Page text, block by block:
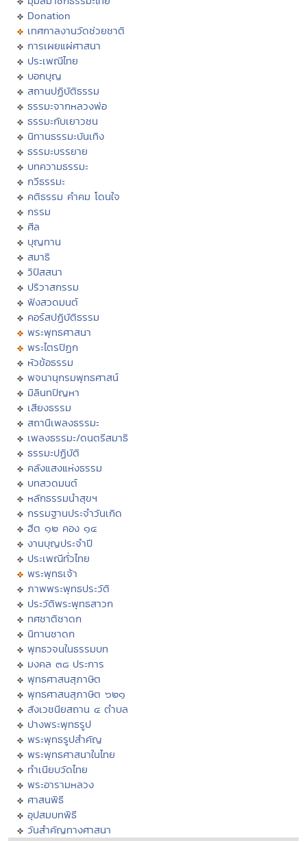
Donation
เทศกาลงานวัดช่วยชาติ
การเผยแผ่ศาสนา
ประเพณีไทย
บอกบุญ
สถานปฏิบัติธรรม
ธรรมะจากหลวงพ่อ
ธรรมะกับเยาวชน
นิทานธรรมะบันเทิง
ธรรมะบรรยาย
บทความธรรมะ
กวีธรรมะ
คติธรรม คำคม โดนใจ
กรรม
ศีล
บุญทาน
สมาธิ
วิปัสสนา
ปริวาสกรรม
ฟังสวดมนต์
คอร์สปฏิบัติธรรม
พระพุทธศาสนา
พระไตรปิฏก
หัวข้อธรรม
พจนานุกรมพุทธศาสน์
มิลินทปัญหา
เสียงธรรม
สถานีเพลงธรรมะ
เพลงธรรมะ/ดนตรีสมาธิ
ธรรมะปฏิบัติ
คลังแสงแห่งธรรม
บทสวดมนต์
หลักธรรมนำสุขฯ
กรรมฐานประจำวันเกิด
ฮีต ๑๒ คอง ๑๔
งานบุญประจำปี
ประเพณีทั่วไทย
พระพุทธเจ้า
ภาพพระพุทธประวัติ
ประวัติพระพุทธสาวก
ทศชาติชาดก
นิทานชาดก
พุทธวจนในธรรมบท
มงคล ๓๘ ประการ
พุทธศาสนสุภาษิต
พุทธศาสนสุภาษิต ๖๒๑
สังเวชนียสถาน ๔ ตำบล
ปางพระพุทธรูป
พระพุทธรูปสำคัญ
พระพุทธศาสนาในไทย
ทำเนียบวัดไทย
พระอารามหลวง
ศาสนพิธี
อุปสมบทพิธี
วันสำคัญทางศาสนา